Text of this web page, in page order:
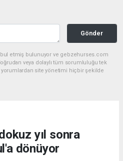
Gönder
etmiş bulunuyor ve gebzehurses.com
veya dolaylı tüm sorumluluğu tek
yorumlardan site yönetimi hiçbir şekilde
yıl sonra
dönüyor